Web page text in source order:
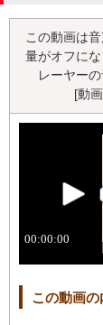
この動画は
量がオフに
レーヤー
[動
この動画